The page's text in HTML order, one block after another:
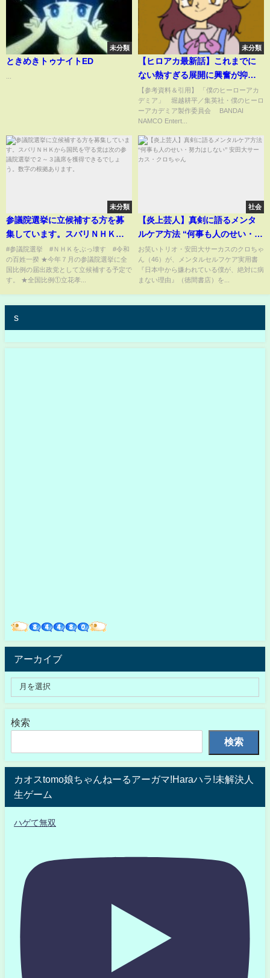
未分類
ときめきトゥナイトED
未分類
【ヒロアカ最新話】これまでに
ない熱すぎる展開に興奮が抑え
られない読者の反応集
【参考資料＆引用】 「僕のヒーローアカ
デミア」©堀越耕平／集英社・僕のヒーロ
ーアカデミア製作委員会 ©BANDAI
NAMCO Entert...
未分類
参議院選挙に立候補する方を募
集しています。スバリＮＨＫか
ら国民を守る党は次の参議院選
挙で２～３議席を獲得できるで
しょう。数字の根拠あります。
#参議院選挙 #ＮＨＫをぶっ壊す #令和
の百姓一揆 ★今年７月の参議院選挙に全
国比例の届出政党として立候補する予定で
す。 ★全国比例①立花孝...
社会
【炎上芸人】真剣に語るメンタ
ルケア方法 “何事も人のせい・努
力はしない” 安田大サーカス・ク
ロちゃん
お笑いトリオ・安田大サーカスのクロちゃ
ん（46）が、メンタルセルフケア実用書
『日本中から嫌われている僕が、絶対に病
まない理由』（徳間書店）を...
s
アーカイブ
検索
検索
カオスtomo娘ちゃんねーるアーガマ!Haraハラ!未解決人
生ゲーム
ハゲて無双